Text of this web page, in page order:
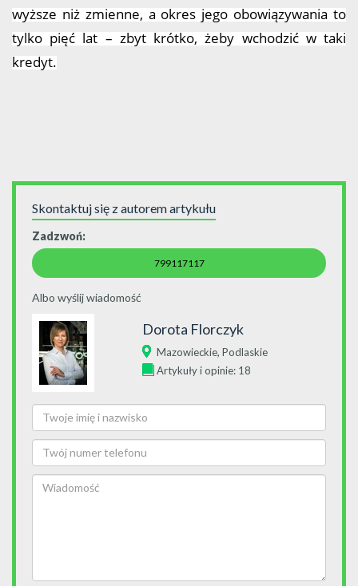
wyższe niż zmienne, a okres jego obowiązywania to
tylko pięć lat – zbyt krótko, żeby wchodzić w taki
kredyt.
Skontaktuj się z autorem artykułu
Zadzwoń:
799117117
Albo wyślij wiadomość
Dorota Florczyk
Mazowieckie, Podlaskie
Artykuły i opinie: 18